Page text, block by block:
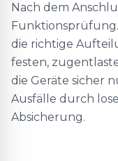
Nach dem
die richtige
festen,
die Geräte sicher
Ausfälle durch
Absicherung.